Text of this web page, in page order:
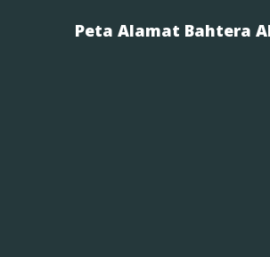
Peta Alamat Bahtera